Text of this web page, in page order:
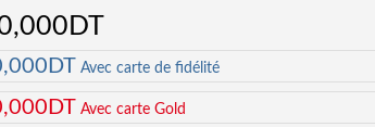
Avec carte de fidélité
Avec carte Gold